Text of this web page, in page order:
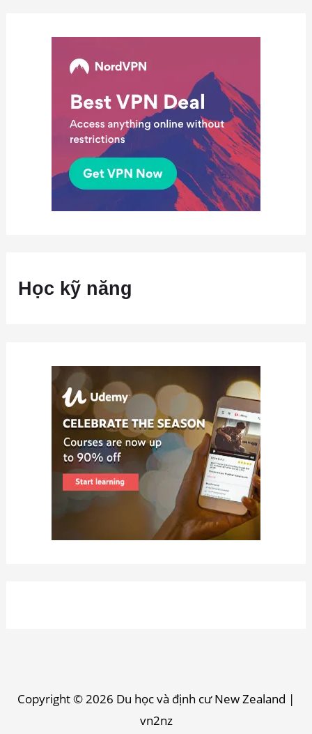
Học kỹ năng
Copyright © 2026 Du học và định cư New Zealand |
vn2nz